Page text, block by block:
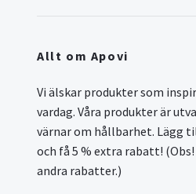
Allt om Apovi
Vi älskar produkter som
vardag. Våra produkter är
värnar om hållbarhet. Lägg
och få 5 % extra rabatt!
andra rabatter.)